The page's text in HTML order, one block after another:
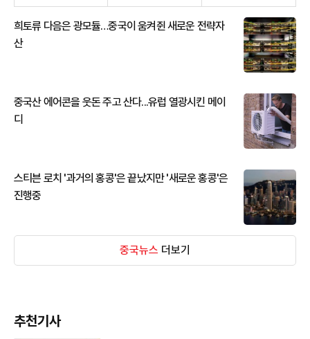
희토류 다음은 광모듈…중국이 움켜쥔 새로운 전략자
산
중국산 에어콘을 웃돈 주고 산다...유럽 열광시킨 메이
디
스티븐 로치 '과거의 홍콩'은 끝났지만 '새로운 홍콩'은
진행중
중국뉴스 더보기
추천기사